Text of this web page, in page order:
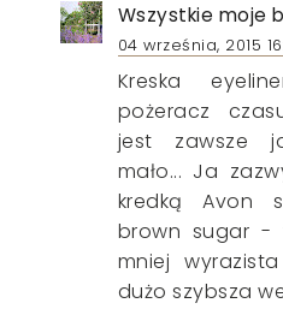
Wszystkie moje
04 września, 2015
Kreska
pożeracz
jest zawsze
mało... Ja
kredką Avon
brown sugar -
mniej
dużo szybsza